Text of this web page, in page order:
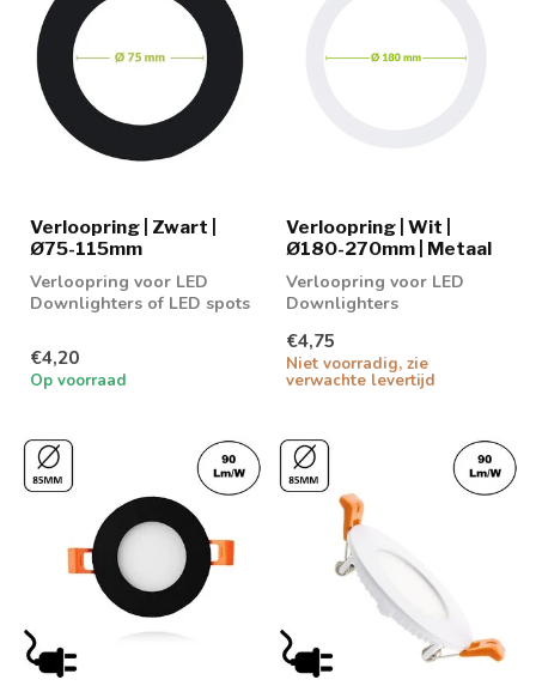
Verloopring | Zwart |
Ø75-115mm
Verloopring voor LED
Downlighters of LED spots
€4,20
Op voorraad
Verloopring | Wit |
Ø180-270mm | Metaal
Verloopring voor LED
Downlighters
€4,75
Niet voorradig, zie
verwachte levertijd